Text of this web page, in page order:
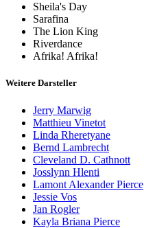
Sheila's Day
Sarafina
The Lion King
Riverdance
Afrika! Afrika!
Weitere Darsteller
Jerry Marwig
Matthieu Vinetot
Linda Rheretyane
Bernd Lambrecht
Cleveland D. Cathnott
Josslynn Hlenti
Lamont Alexander Pierce
Jessie Vos
Jan Rogler
Kayla Briana Pierce